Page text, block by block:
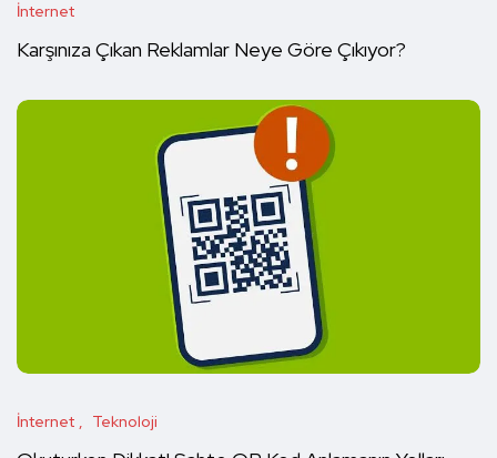
İnternet
Karşınıza Çıkan Reklamlar Neye Göre Çıkıyor?
İnternet Teknoloji